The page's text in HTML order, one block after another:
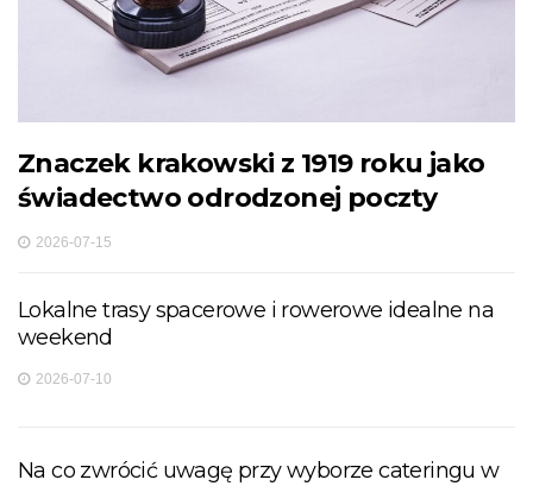
Znaczek krakowski z 1919 roku jako
świadectwo odrodzonej poczty
2026-07-15
Lokalne trasy spacerowe i rowerowe idealne na
weekend
2026-07-10
Na co zwrócić uwagę przy wyborze cateringu w